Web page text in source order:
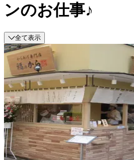
ンのお仕事♪
全て表示